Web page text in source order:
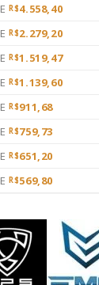
R$4.558,40
R$2.279,20
R$1.519,47
R$1.139,60
R$911,68
R$759,73
R$651,20
R$569,80